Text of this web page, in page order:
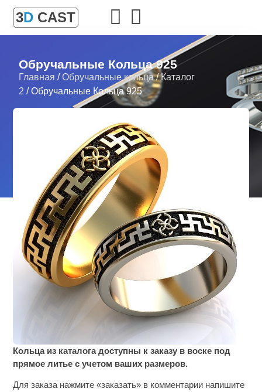
3D CAST
Обручальные Кольца 925
Главная /Обручальные кольца/Каталог
2 / Обручальные Кольца 925
Кольца из каталога доступны к заказу в воске под
прямое литье с учетом ваших размеров.
Для заказа нажмите «заказать» в комментарии напишите